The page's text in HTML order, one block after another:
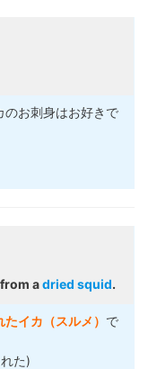
のお刺身はお好きで
from adried squid.
イカ（スルメ） で
た)